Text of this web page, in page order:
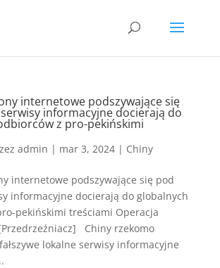
internetowe podszywające się
informacyjne docierają do
z pro-pekińskimi
admin | mar 3, 2024| Chiny
internetowe podszywające się pod
informacyjne docierają do globalnych
pekińskimi treściami Operacja
Chiny rzekomo
lokalne serwisy informacyjne